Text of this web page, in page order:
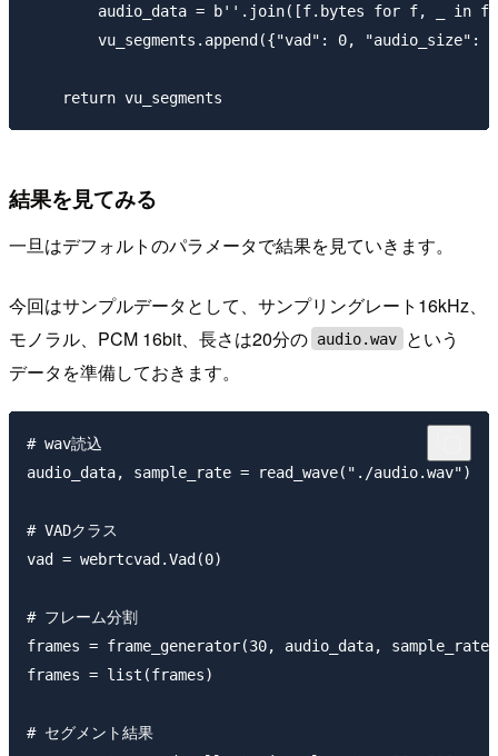
audio_data = b''.join([f.bytes for f, _ in
vu_segments.append({"vad": 0, "audio_size":
結果を見てみる
一旦はデフォルトのパラメータで結果を見ていきます。
今回はサンプルデータとして、サンプリングレート16kHz、
モノラル、PCM 16bit、長さは20分の audio.wav
という
データを準備しておきます。
# wav読込
audio_data, sample_rate = read_wave("./audio.wav")
# VADクラス
vad = webrtcvad.Vad(0)
# フレーム分割
frames = frame_generator(30, audio_data, sample_rate)
frames = list(frames)
# セグメント結果